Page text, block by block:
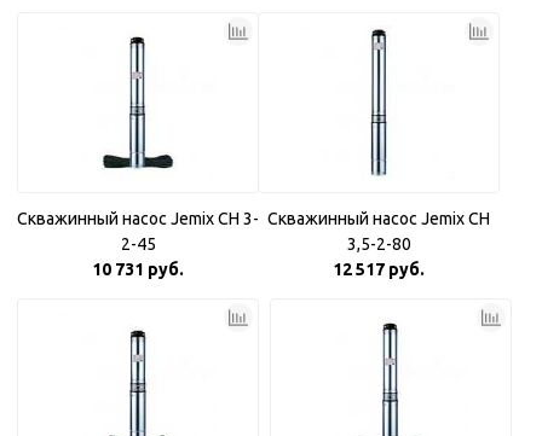
Скважинный насос Jemix CH 3-
2-45
10 731 руб.
Скважинный насос Jemix CH
3,5-2-80
12 517 руб.